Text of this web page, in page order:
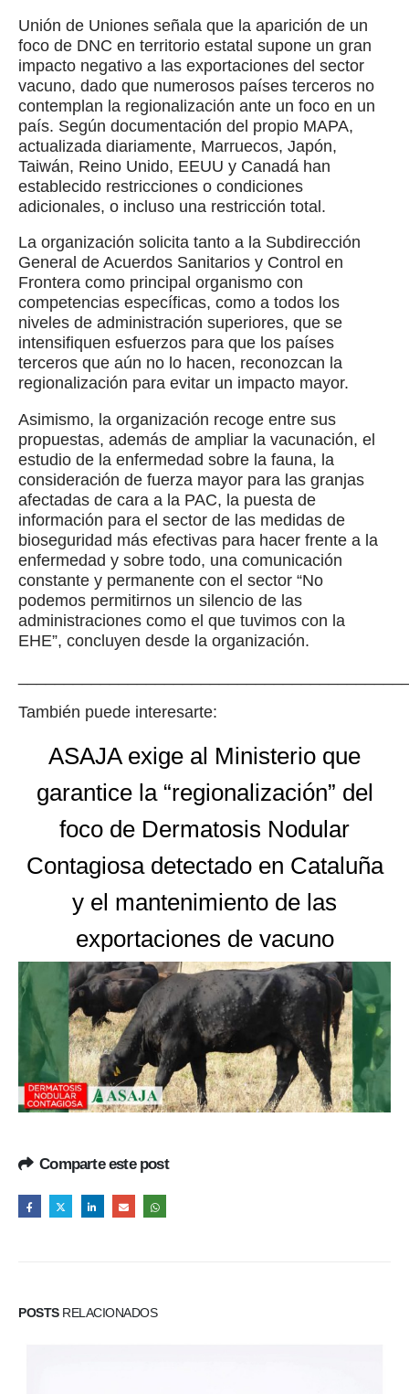
Unión de Uniones señala que la aparición de un
foco de DNC en territorio estatal supone un gran
impacto negativo a las exportaciones del sector
vacuno, dado que numerosos países terceros no
contemplan la regionalización ante un foco en un
país. Según documentación del propio MAPA,
actualizada diariamente, Marruecos, Japón,
Taiwán, Reino Unido, EEUU y Canadá han
establecido restricciones o condiciones
adicionales, o incluso una restricción total.
La organización solicita tanto a la Subdirección
General de Acuerdos Sanitarios y Control en
Frontera como principal organismo con
competencias específicas, como a todos los
niveles de administración superiores, que se
intensifiquen esfuerzos para que los países
terceros que aún no lo hacen, reconozcan la
regionalización para evitar un impacto mayor.
Asimismo, la organización recoge entre sus
propuestas, además de ampliar la vacunación, el
estudio de la enfermedad sobre la fauna, la
consideración de fuerza mayor para las granjas
afectadas de cara a la PAC, la puesta de
información para el sector de las medidas de
bioseguridad más efectivas para hacer frente a la
enfermedad y sobre todo, una comunicación
constante y permanente con el sector “No
podemos permitirnos un silencio de las
administraciones como el que tuvimos con la
EHE”, concluyen desde la organización.
También puede interesarte:
ASAJA exige al Ministerio que
garantice la “regionalización” del
foco de Dermatosis Nodular
Contagiosa detectado en Cataluña
y el mantenimiento de las
exportaciones de vacuno
Comparte este post
POSTSRELACIONADOS